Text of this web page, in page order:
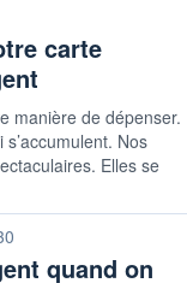
carte
manière de dépenser.
Nos
Elles se
quand on